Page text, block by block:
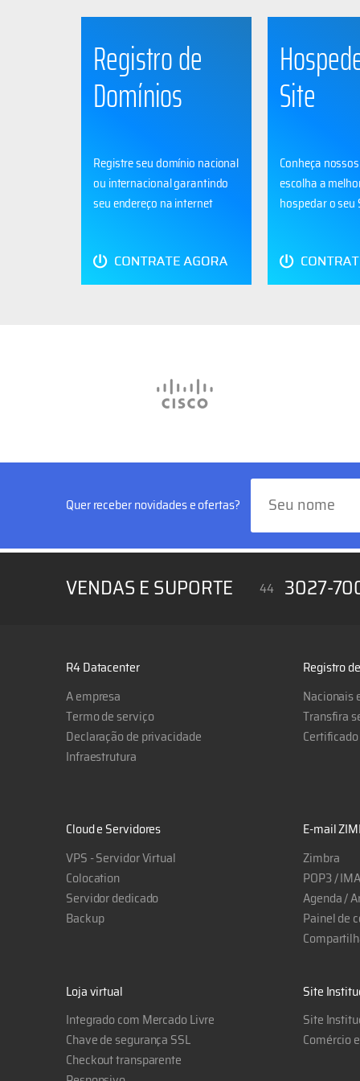
Registro de
Domínios
Registre seu domínio nacional
ou internacional garantindo
seu endereço na internet
Site
Conheça
escolha a
hospedar o seu
Quer receber novidades e ofertas?
VENDAS E SUPORTE 44 3027-
R4 Datacenter
A empresa
Termo de serviço
Declaração de privacidade
Infraestrutura
Registro
Nacionais
Transfira
Certificado
Cloud e Servidores
VPS - Servidor Virtual
Colocation
Servidor dedicado
Backup
E-mail
Zimbra
POP3 /
Agenda /
Painel de
Loja virtual
Integrado com Mercado Livre
Chave de segurança SSL
Checkout transparente
Site
Site
Comércio